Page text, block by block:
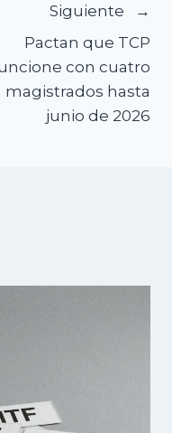
Siguiente
Pactan que TCP
con cuatro
magistrados hasta
junio de 2026